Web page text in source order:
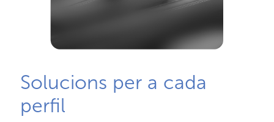
Solucions per a cada
perfil